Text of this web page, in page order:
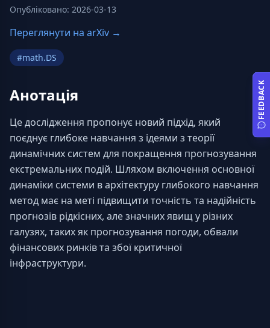
Опубліковано: 2026-03-13
Переглянути на arXiv →
#math.DS
Анотація
Це дослідження пропонує новий підхід, який
поєднує глибоке навчання з ідеями з теорії
динамічних систем для покращення прогнозування
екстремальних подій. Шляхом включення основної
динаміки системи в архітектуру глибокого навчання
метод має на меті підвищити точність та надійність
прогнозів рідкісних, але значних явищ у різних
галузях, таких як прогнозування погоди, обвали
фінансових ринків та збої критичної
інфраструктури.
FEEDBACK